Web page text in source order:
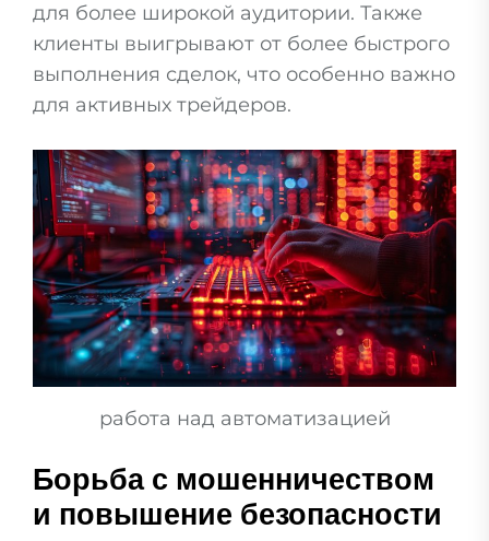
для более широкой аудитории. Также
клиенты выигрывают от более быстрого
выполнения сделок, что особенно важно
для активных трейдеров.
работа над автоматизацией
Борьба с мошенничеством
и повышение безопасности